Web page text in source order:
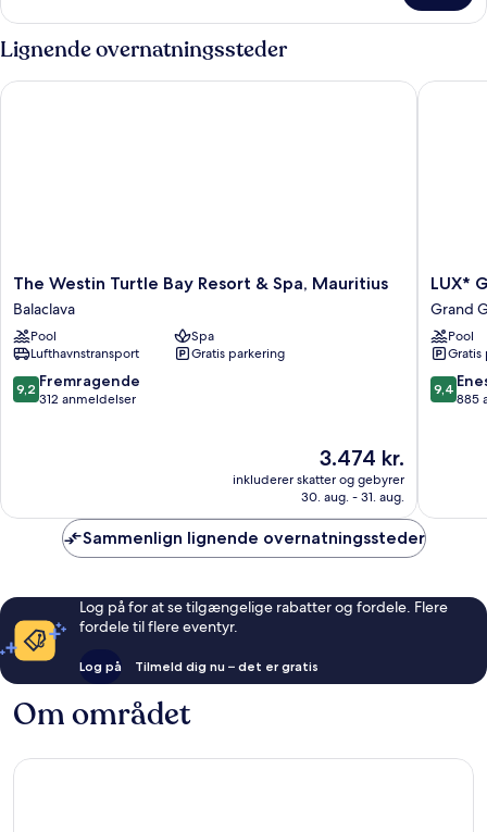
Lignende overnatningssteder
The
Westin
Turtle
Bay
Resort
&
Spa,
The Westin Turtle Bay Resort & Spa, Mauritius
Balaclava
Pool
Spa
Lufthavnstransport
Gratis parkering
9.2
ud
9,2 Fremragende
312 anmeldelser
Prisen
er
3.474 kr.
3.474 kr.
inkluderer skatter og gebyrer
30. aug. - 31. aug.
The Westin Turtle Bay Resort & Spa, Mauritius
LUX*
Grand
Gaube
Grand
Gaube
LUX*
Grand
Pool
Gratis
9.4
ud
9,4
885
LUX*
Sammenlign lignende overnatningssteder
Log på for at se tilgængelige rabatter og fordele. Flere
fordele til flere eventyr.
Log på Tilmeld dig nu – det er gratis
Om området